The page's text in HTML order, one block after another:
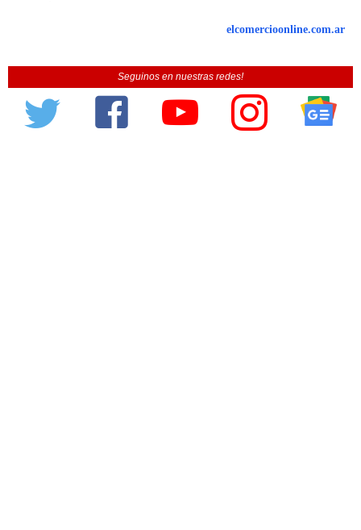
elcomercioonline.com.ar
Seguinos en nuestras redes!